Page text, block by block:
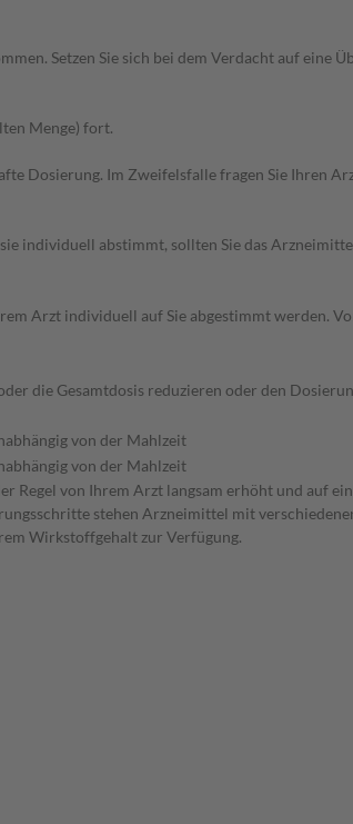
Setzen Sie sich bei dem Verdacht auf eine
Menge) fort.
Dosierung. Im Zweifelsfalle fragen Sie Ihren
individuell abstimmt, sollten Sie das
Arzt individuell auf Sie abgestimmt werden.
die Gesamtdosis reduzieren oder den
von der Mahlzeit
von der Mahlzeit
von Ihrem Arzt langsam erhöht und auf
stehen Arzneimittel mit
Wirkstoffgehalt zur Verfügung.